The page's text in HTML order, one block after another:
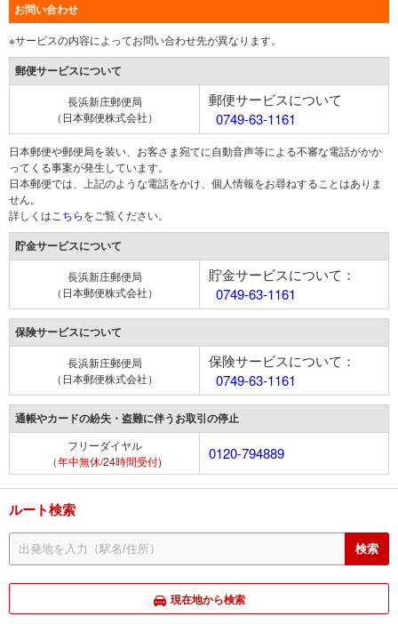
お問い合わせ
※サービスの内容によってお問い合わせ先が異なります。
郵便サービスについて
長浜新庄郵便局
（日本郵便株式会社）
郵便サービスについて
0749-63-1161
日本郵便や郵便局を装い、お客さま宛てに自動音声等による不審な電話がかか
ってくる事案が発生しています。
日本郵便では、上記のような電話をかけ、個人情報をお尋ねすることはありま
せん。
詳しくは こちらをご覧ください。
貯金サービスについて
長浜新庄郵便局
（日本郵便株式会社）
貯金サービスについて：
0749-63-1161
保険サービスについて
長浜新庄郵便局
（日本郵便株式会社）
保険サービスについて：
0749-63-1161
通帳やカードの紛失・盗難に伴うお取引の停止
フリーダイヤル
（年中無休/24時間受付)
0120-794889
ルート検索
現在地から検索